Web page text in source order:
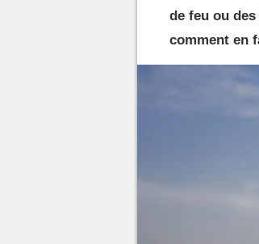
de feu ou
comment en